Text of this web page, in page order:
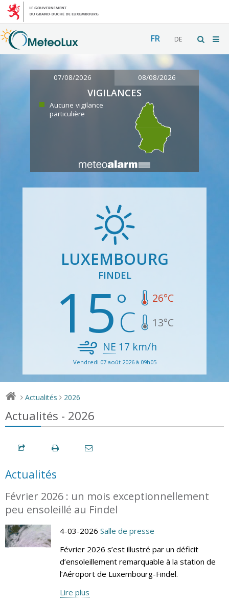
FR DE
07/08/2026 08/08/2026
VIGILANCES
Aucune vigilance
particulière
LUXEMBOURG
FINDEL
15 26°C
13°C
NE 17 km/h
Vendredi 07 août 2026 à 09h05
> Actualités > 2026
Actualités - 2026
Actualités
Février 2026 : un mois exceptionnellement
peu ensoleillé au Findel
4-03-2026 Salle de presse
Février 2026 s’est illustré par un déficit
d’ensoleillement remarquable à la station de
l’Aéroport de Luxembourg-Findel.
Lire plus